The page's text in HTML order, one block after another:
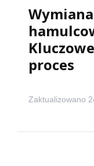
proces
Zaktualizowano